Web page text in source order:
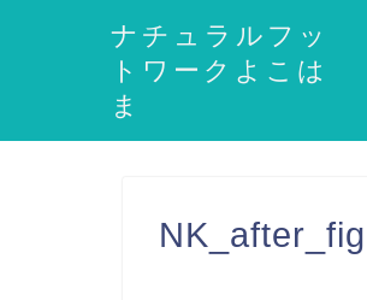
ナチュラルフッ
トワークよこは
ま
NK_after_fig